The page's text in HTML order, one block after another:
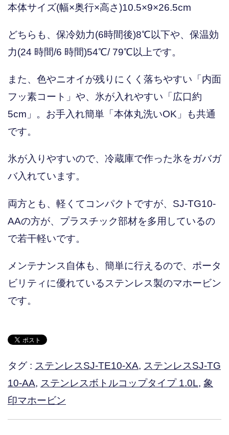
本体サイズ(幅×奥行×高さ)10.5×9×26.5cm
どちらも、保冷効力(6時間後)8℃以下や、保温効
力(24 時間/6 時間)54℃/ 79℃以上です。
また、色やニオイが残りにくく落ちやすい「内面
フッ素コート」や、氷が入れやすい「広口約
5cm」。お手入れ簡単「本体丸洗いOK」も共通
です。
氷が入りやすいので、冷蔵庫で作った氷をガバガ
バ入れています。
両方とも、軽くてコンパクトですが、SJ-TG10-
AAの方が、プラスチック部材を多用しているの
で若干軽いです。
メンテナンス自体も、簡単に行えるので、ポータ
ビリティに優れているステンレス製のマホービン
です。
タグ : ステンレスSJ-TE10-XA, ステンレスSJ-TG
10-AA, ステンレスボトルコップタイプ 1.0L, 象
印マホービン